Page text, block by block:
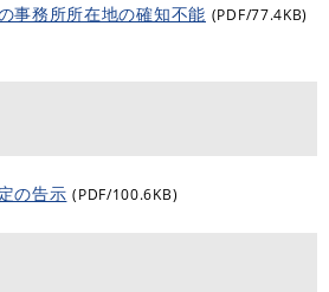
事務所所在地の確知不能 (PDF/77.4KB)
の告示 (PDF/100.6KB)